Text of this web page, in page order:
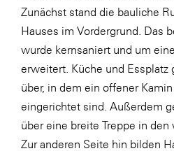
STIHL Tirol
Trend Micro
VALETTA
Verband Druck Medien
Wirtschaftskammer
Zunächst stand die bauliche
Hauses im Vordergrund. Das
wurde kernsaniert und um
erweitert. Küche und Essplatz
über, in dem ein offener
eingerichtet sind. Außerdem
über eine breite Treppe in den
Zur anderen Seite hin bilden